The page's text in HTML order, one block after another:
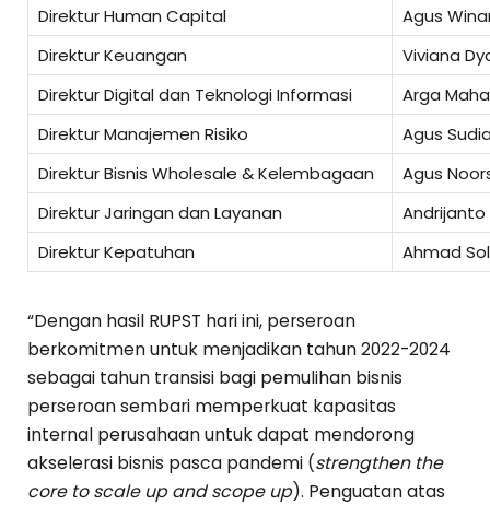
Direktur Human Capital
Agus
Direktur Keuangan
Viviana
Direktur Digital dan Teknologi Informasi
Arga
Direktur Manajemen Risiko
Agus
Direktur Bisnis Wholesale & Kelembagaan
Agus
Direktur Jaringan dan Layanan
Andrijanto
Direktur Kepatuhan
Ahmad
“Dengan hasil RUPST hari ini, perseroan
berkomitmen untuk menjadikan tahun 2022-2024
sebagai tahun transisi bagi pemulihan bisnis
perseroan sembari memperkuat kapasitas
internal perusahaan untuk dapat mendorong
akselerasi bisnis pasca pandemi (strengthen the
core to scale up and scope up). Penguatan atas